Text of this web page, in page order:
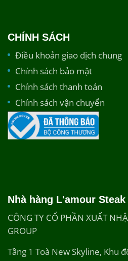
CHÍNH SÁCH
Điều khoản giao dịch chung
Chính sách bảo mật
Chính sách thanh toán
Chính sách vận chuyển
Nhà hàng L'amour Steak
CÔNG TY CỔ PHẦN XUẤT
GROUP
Tầng 1 Toà New Skyline, Khu